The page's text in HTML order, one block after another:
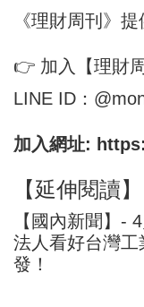
《理財周刊》
👉 加入【理財
LINE ID：
加入網址:
【延伸閱讀】
【國內新聞】-
法人看好台灣
發！